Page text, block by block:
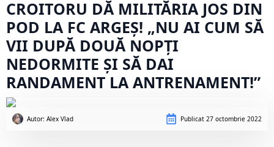
CROITORU DĂ MILITĂRIA JOS DIN
POD LA FC ARGEȘ! „NU AI CUM SĂ
VII DUPĂ DOUĂ NOPȚI
NEDORMITE ȘI SĂ DAI
RANDAMENT LA ANTRENAMENT!”
Autor: Alex Vlad Publicat 27 octombrie 2022